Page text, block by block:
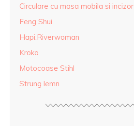
Circulare cu masa mobila si incizor
Feng Shui
Hapi.Riverwoman
Kroko
Motocoase Stihl
Strung lemn